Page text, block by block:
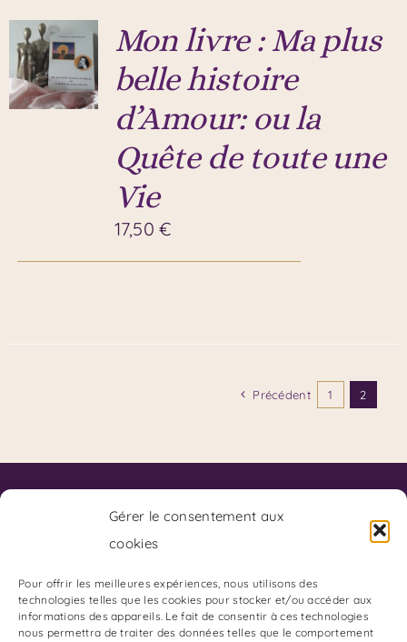
Gérer le consentement aux
cookies
Pour offrir les meilleures expériences, nous utilisons des
technologies telles que les cookies pour stocker et/ou accéder aux
informations des appareils. Le fait de consentir à ces technologies
nous permettra de traiter des données telles que le comportement
Mon livre : Ma plus
belle histoire
d’Amour: ou la
Quête de toute une
Vie
17,50€
Précédent 1 2
Code de Déontologie du Coaching
Charte de Déontologie des Arts Divinatoires:
Adresse du Cabinet :
85 Boulevard Charles Arnould
51100 REIMS